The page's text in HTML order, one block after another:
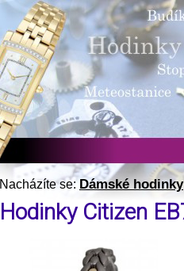
Nacházíte se:Dámské hodinky
Hodinky Citizen